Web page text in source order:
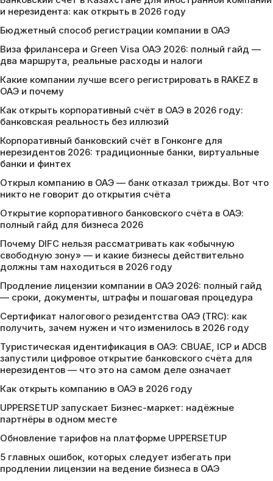
и нерезидента: как открыть в 2026 году
Бюджетный способ регистрации компании в ОАЭ
Виза фрилансера и Green Visa ОАЭ 2026: полный гайд —
два маршрута, реальные расходы и налоги
Какие компании лучше всего регистрировать в RAKEZ в
ОАЭ и почему
Как открыть корпоративный счёт в ОАЭ в 2026 году:
банковская реальность без иллюзий
Корпоративный банковский счёт в Гонконге для
нерезидентов 2026: традиционные банки, виртуальные
банки и финтех
Открыл компанию в ОАЭ — банк отказал трижды. Вот что
никто не говорит до открытия счёта
Открытие корпоративного банковского счёта в ОАЭ:
полный гайд для бизнеса 2026
Почему DIFC нельзя рассматривать как «обычную
свободную зону» — и какие бизнесы действительно
должны там находиться в 2026 году
Продление лицензии компании в ОАЭ 2026: полный гайд
— сроки, документы, штрафы и пошаговая процедура
Сертификат налогового резидентства ОАЭ (TRC): как
получить, зачем нужен и что изменилось в 2026 году
Туристическая идентификация в ОАЭ: CBUAE, ICP и ADCB
запустили цифровое открытие банковского счёта для
нерезидентов — что это на самом деле означает
Как открыть компанию в ОАЭ в 2026 году
UPPERSETUP запускает Бизнес-маркет: надёжные
партнёры в одном месте
Обновление тарифов на платформе UPPERSETUP
5 главных ошибок, которых следует избегать при
продлении лицензии на ведение бизнеса в ОАЭ